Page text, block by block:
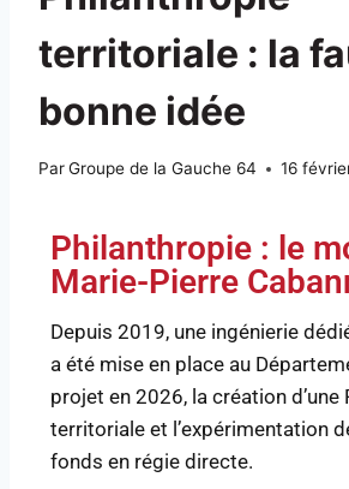
territoriale : la
bonne idée
ParGroupe de la Gauche 64 16
Philanthropie : le
Marie-Pierre
Depuis 2019, une ingénierie
a été mise en place au
projet en 2026, la création d’une
territoriale et l’expérimentation
fonds en régie directe.